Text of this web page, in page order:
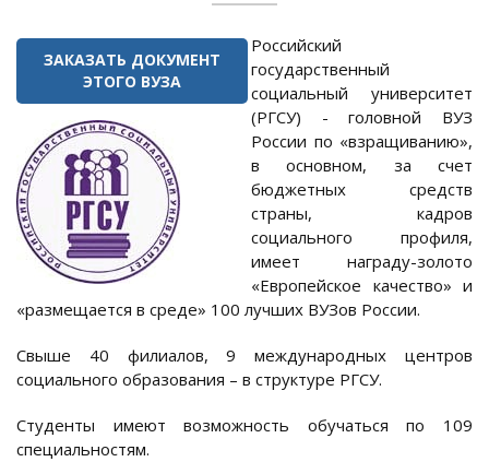
ЗАКАЗАТЬ ДОКУМЕНТ
ЭТОГО ВУЗА
Российский
государственный
социальный университет
(РГСУ) - головной ВУЗ
России по «взращиванию»,
в основном, за счет
бюджетных средств
страны, кадров
социального профиля,
имеет награду-золото
«Европейское качество» и
«размещается в среде» 100 лучших ВУЗов России.
Свыше 40 филиалов, 9 международных центров
социального образования – в структуре РГСУ.
Студенты имеют возможность обучаться по 109
специальностям.